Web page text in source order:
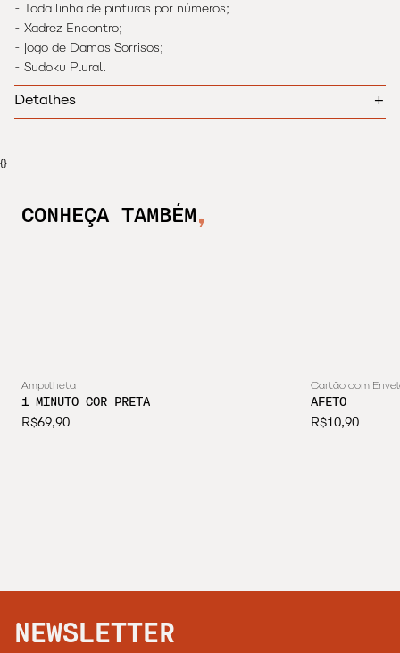
- Toda linha de pinturas por números;
- Xadrez Encontro;
- Jogo de Damas Sorrisos;
- Sudoku Plural.
Detalhes +
Tamanho: 70 x 70 cm.
- Toda linha de quebra-cebeças;
{}
CONHEÇA TAMBÉM
Ampulheta
1 MINUTO COR PRETA
R$69,90
Cartão com
AFETO
R$10,90
NEWSLETTER